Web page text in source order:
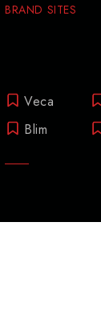
BRAND SITES
Veca
Blim